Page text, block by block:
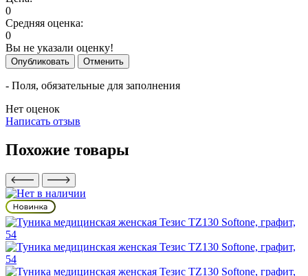
0
Средняя оценка:
0
Вы не указали оценку!
Опубликовать Отменить
- Поля, обязательные для заполнения
Нет оценок
Написать отзыв
Похожие товары